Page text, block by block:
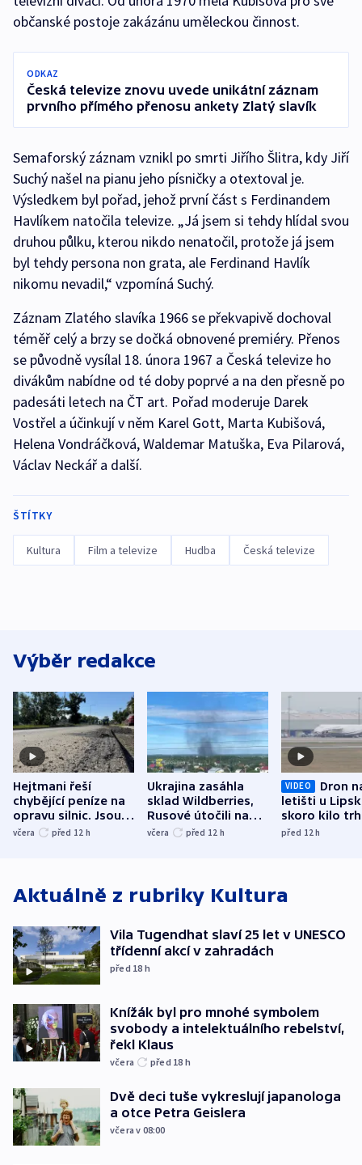
občanské postoje zakázánu uměleckou činnost.
ODKAZ
Česká televize znovu uvede unikátní záznam
prvního přímého přenosu ankety Zlatý slavík
Semaforský záznam vznikl po smrti Jiřího Šlitra, kdy Jiří
Suchý našel na pianu jeho písničky a otextoval je.
Výsledkem byl pořad, jehož první část s Ferdinandem
Havlíkem natočila televize. „Já jsem si tehdy hlídal svou
druhou půlku, kterou nikdo nenatočil, protože já jsem
byl tehdy persona non grata, ale Ferdinand Havlík
nikomu nevadil,“ vzpomíná Suchý.
Záznam Zlatého slavíka 1966 se překvapivě dochoval
téměř celý a brzy se dočká obnovené premiéry. Přenos
se původně vysílal 18. února 1967 a Česká televize ho
divákům nabídne od té doby poprvé a na den přesně po
padesáti letech na ČT art. Pořad moderuje Darek
Vostřel a účinkují v něm Karel Gott, Marta Kubišová,
Helena Vondráčková, Waldemar Matuška, Eva Pilarová,
Václav Neckář a další.
ŠTÍTKY
Kultura Film a televize Hudba Česká televize
Výběr redakce
Hejtmani řeší
chybějící peníze na
opravu silnic. Jsou
nenárokové, namítá
včera před 12 h
Ukrajina zasáhla
sklad Wildberries,
Rusové útočili na
trh, hasiče či
včera před 12 h
VIDEO
Dron
letišti u
skoro kilo
indicie
před 12h
Aktuálně z rubriky Kultura
Vila Tugendhat slaví 25 let v UNESCO
třídenní akcí v zahradách
před 18 h
Knížák byl pro mnohé symbolem
svobody a intelektuálního rebelství,
řekl Klaus
včera před 18 h
Dvě deci tuše vykreslují japanologa
a otce Petra Geislera
včera v 08:00